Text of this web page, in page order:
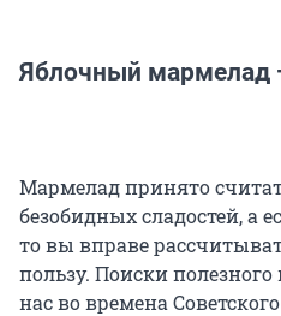
Яблочный мармелад
Мармелад принято
безобидных сладостей, а
то вы вправе
пользу. Поиски
нас во времена